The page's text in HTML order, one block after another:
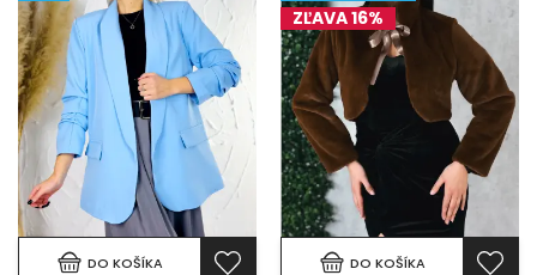
DO KOŠÍKA
ZĽAVA 16%
DO KOŠÍKA